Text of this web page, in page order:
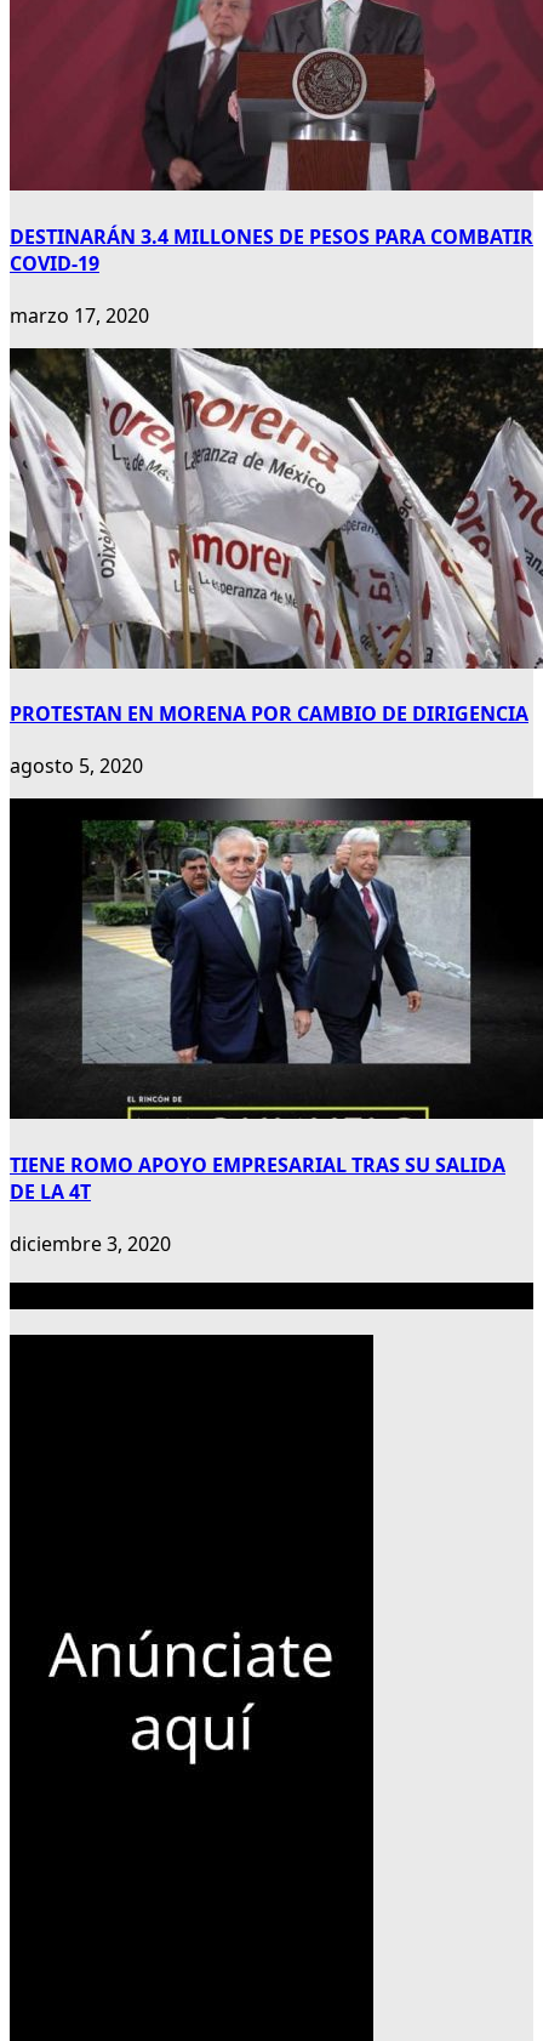
DESTINARÁN 3.4 MILLONES DE PESOS PARA COMBATIR
COVID-19
marzo 17, 2020
PROTESTAN EN MORENA POR CAMBIO DE DIRIGENCIA
agosto 5, 2020
TIENE ROMO APOYO EMPRESARIAL TRAS SU SALIDA
DE LA 4T
diciembre 3, 2020